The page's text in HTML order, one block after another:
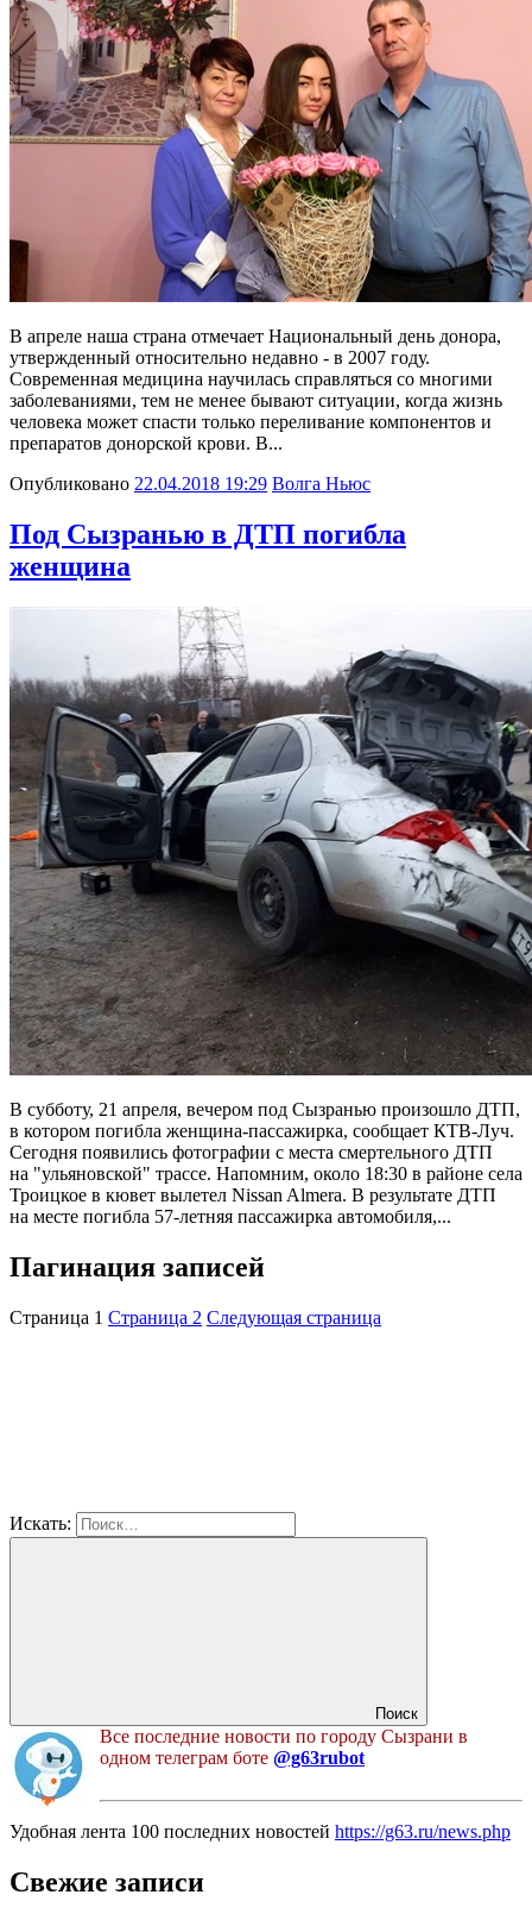
В апреле наша страна отмечает Национальный день донора,
утвержденный относительно недавно - в 2007 году.
Современная медицина научилась справляться со многими
заболеваниями, тем не менее бывают ситуации, когда жизнь
человека может спасти только переливание компонентов и
препаратов донорской крови. В...
Опубликовано 22.04.2018 19:29 Волга Ньюс
Под Сызранью в ДТП погибла
женщина
В субботу, 21 апреля, вечером под Сызранью произошло ДТП,
в котором погибла женщина-пассажирка, сообщает КТВ-Луч.
Сегодня появились фотографии с места смертельного ДТП
на "ульяновской" трассе. Напомним, около 18:30 в районе села
Троицкое в кювет вылетел Nissan Almera. В результате ДТП
на месте погибла 57-летняя пассажирка автомобиля,...
Пагинация записей
Страница 1 Страница 2 Следующая страница
Искать:
Поиск
Все последние новости по городу Сызрани в
одном телеграм боте @g63rubot
Удобная лента 100 последних новостей https://g63.ru/news.php
Свежие записи